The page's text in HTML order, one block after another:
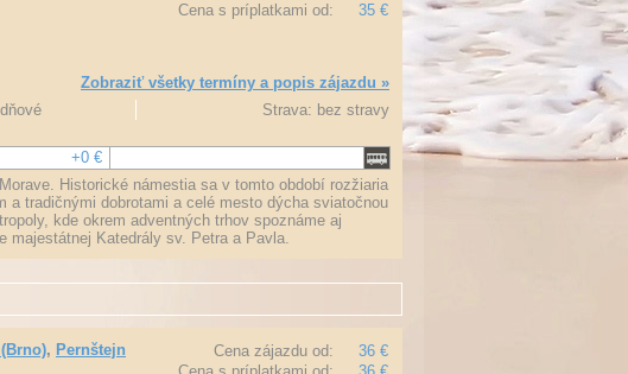
Cena s príplatkami od:
35 €
Zobraziť všetky termíny a popis zájazdu »
Strava: bez stravy
+0 €
Historické námestia sa v tomto období rozžiaria
tradičnými dobrotami a celé mesto dýcha sviatočnou
kde okrem adventných trhov spoznáme aj
majestátnej Katedrály sv. Petra a Pavla.
Cena zájazdu od:
36 €
, Pernštejn